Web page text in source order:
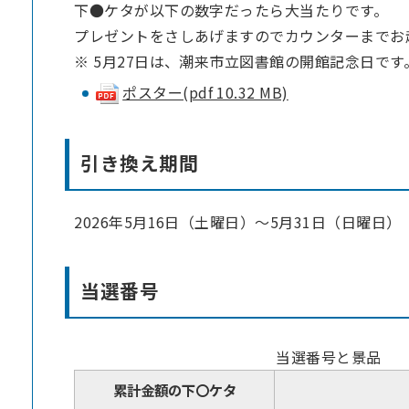
下●ケタが以下の数字だったら大当たりです。
プレゼントをさしあげますのでカウンターまでお
※ 5月27日は、潮来市立図書館の開館記念日です。
ポスター(pdf 10.32 MB)
引き換え期間
2026年5月16日（土曜日）～5月31日（日曜日）
当選番号
当選番号と景品
累計金額の下〇ケタ